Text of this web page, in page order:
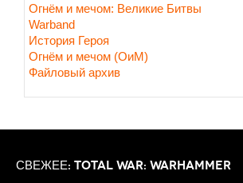
Огнём и мечом: Великие Битвы
Warband
История Героя
Огнём и мечом (ОиМ)
Файловый архив
СВЕЖЕЕ: TOTAL WAR: WARHAMMER